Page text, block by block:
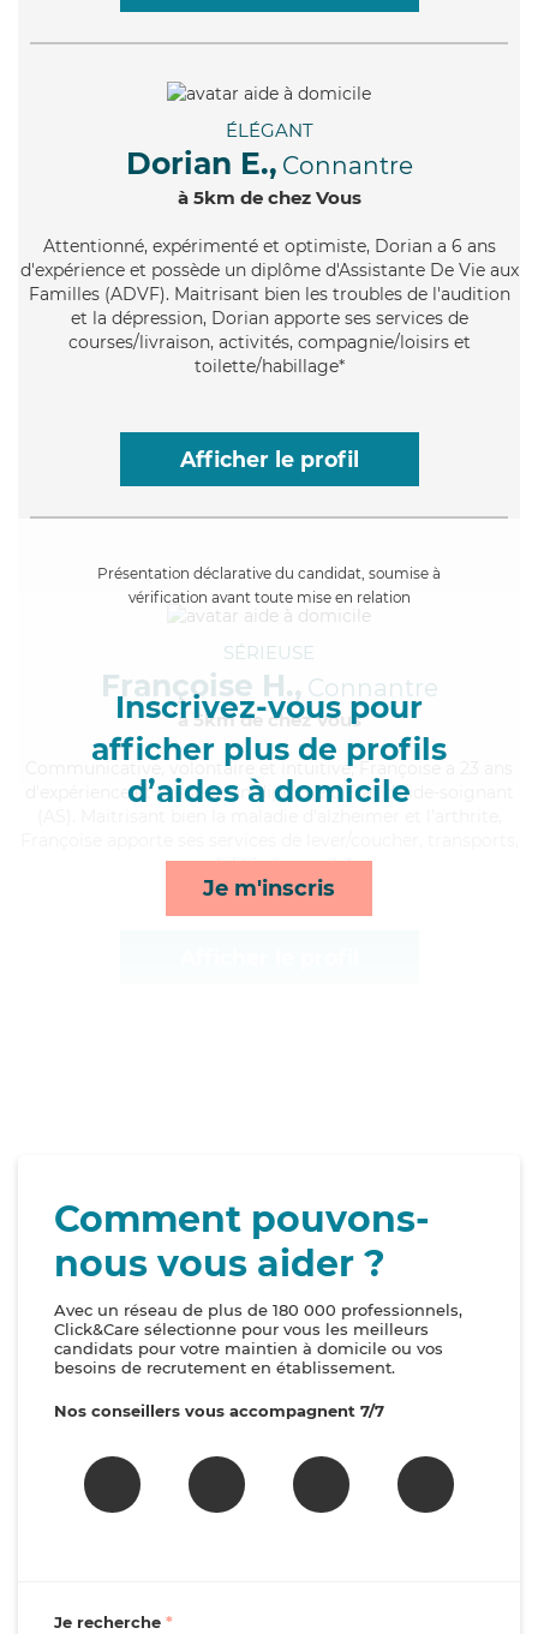
ÉLÉGANT
Dorian E., Connantre
à 5km de chez Vous
Attentionné, expérimenté et optimiste, Dorian a 6 ans
d'expérience et possède un diplôme d'Assistante De Vie aux
Familles (ADVF). Maitrisant bien les troubles de l'audition
et la dépression, Dorian apporte ses services de
courses/livraison, activités, compagnie/loisirs et
toilette/habillage*
Afficher le profil
Présentation déclarative du candidat, soumise à
vérification avant toute mise en relation
Inscrivez-vous pour
afficher plus de profils
d’aides à domicile
Je m'inscris
SÉRIEUSE
Françoise H., Connantre
à 5km de chez Vous
, volontaire et intuitive, Françoise a 23 ans
d'expérience et possède un diplôme d'Etat d'aide-soignant
mobilité et rappels*
Comment pouvons-
nous vous aider ?
Avec un réseau de plus de 180 000 professionnels,
Click&Care sélectionne pour vous les meilleurs
candidats pour votre maintien à domicile ou vos
besoins de recrutement en établissement.
Nos conseillers vous accompagnent 7/7
Je recherche